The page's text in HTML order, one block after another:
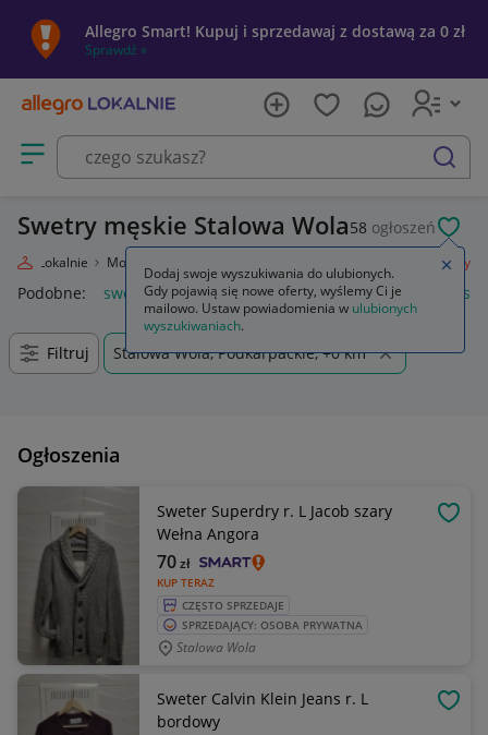
Allegro Smart! Kupuj i sprzedawaj z dostawą za 0 zł
Sprawdź »
Otwórz menu z kategoriami
szukaj
Swetry męskie Stalowa Wola58 ogłoszeń
Lokalnie Moda Swetry
Podobne: swetry damskie swetry rozpinane swetry
Filtruj Stalowa Wola, Podkarpackie, +0 km
Ogłoszenia
Sweter Superdry r. L Jacob szary
Wełna Angora
KUP TERAZ
70zł
CZĘSTO SPRZEDAJE
SPRZEDAJĄCY: OSOBA PRYWATNA
Stalowa Wola
Sweter Calvin Klein Jeans r. L
bordowy
Dodaj swoje wyszukiwania do ulubionych.
Gdy pojawią się nowe oferty, wyślemy Ci je
mailowo. Ustaw powiadomienia w ulubionych
wyszukiwaniach.